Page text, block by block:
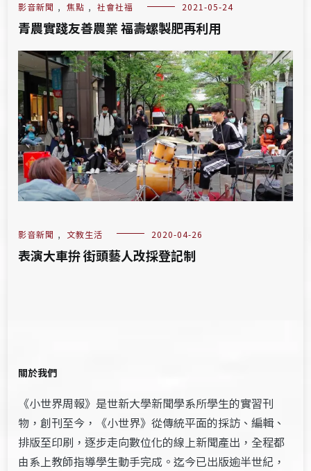
影音新聞 , 焦點 , 社會社福 2021-05-24
青農實踐友善農業 福壽螺製肥再利用
影音新聞 , 文教生活 2020-04-26
表演大車拚 街頭藝人改採登記制
關於我們
《小世界周報》是世新大學新聞學系所學生的實習刊
物，創刊至今，《小世界》從傳統平面的採訪、編輯、
排版至印刷，逐步走向數位化的線上新聞產出，全程都
由系上教師指導學生動手完成。迄今已出版逾半世紀，